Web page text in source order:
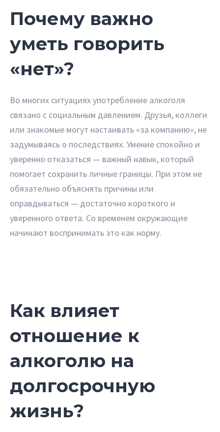
Почему важно
уметь говорить
«нет»?
Во многих ситуациях употребление алкоголя
связано с социальным давлением. Друзья, коллеги
или знакомые могут настаивать «за компанию», не
задумываясь о последствиях. Умение спокойно и
уверенно отказаться — важный навык, который
помогает сохранить личные границы. При этом не
обязательно объяснять причины или
оправдываться — достаточно короткого и
уверенного ответа. Со временем окружающие
начинают воспринимать это как норму.
Как влияет
отношение к
алкоголю на
долгосрочную
жизнь?